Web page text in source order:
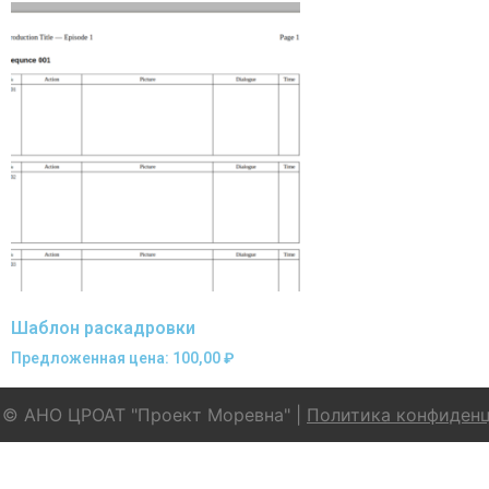
Шаблон раскадровки
Предложенная цена: 100,00₽
© АНО ЦРОАТ "Проект Моревна" | Политика